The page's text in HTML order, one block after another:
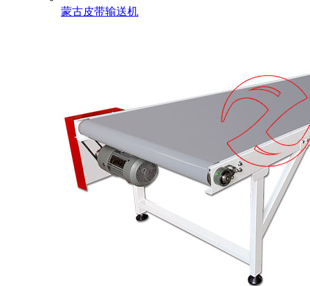
蒙古皮带输送机